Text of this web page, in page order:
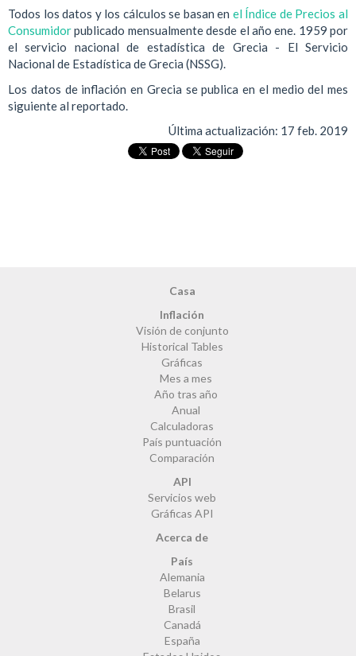
Todos los datos y los cálculos se basan en el Índice de Precios al
Consumidorpublicado mensualmente desde el año ene. 1959 por
el servicio nacional de estadística de Grecia - El Servicio
Nacional de Estadística de Grecia (NSSG).
Los datos de inflación en Grecia se publica en el medio del mes
siguiente al reportado.
Última actualización: 17 feb. 2019
Casa
Inflación
Visión de conjunto
Historical Tables
Gráficas
Mes a mes
Año tras año
Anual
Calculadoras
País puntuación
Comparación
API
Servicios web
Gráficas API
Acerca de
País
Alemania
Belarus
Brasil
Canadá
España